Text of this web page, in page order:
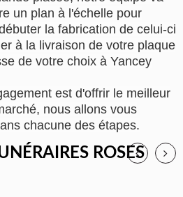
un plan à l'échelle pour
la fabrication de celui-ci
à la livraison de votre plaque
de votre choix à Yancey
est d'offrir le meilleur
nous allons vous
chacune des étapes.
ROSES